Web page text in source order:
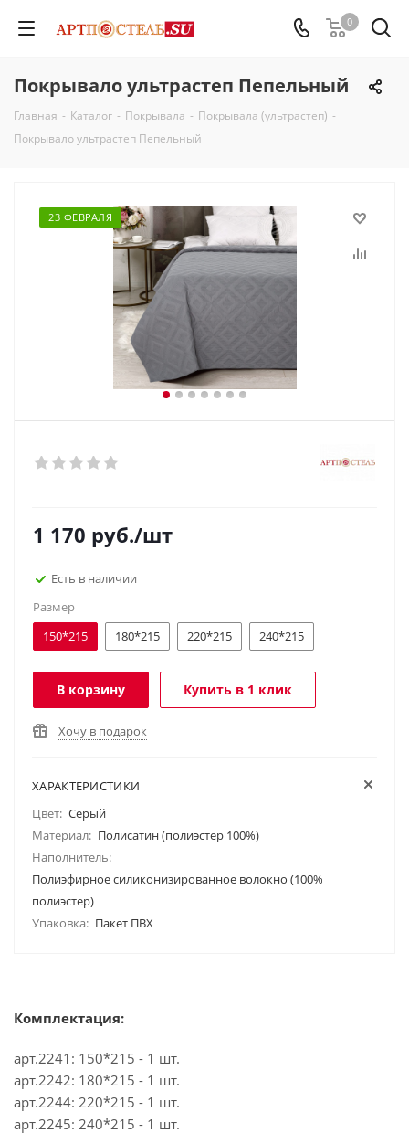
0
Покрывало ультрастеп Пепельный
Главная - Каталог - Покрывала - Покрывала (ультрастеп) -
Покрывало ультрастеп Пепельный
23 ФЕВРАЛЯ
1 170 руб./шт
Есть в наличии
Размер
150*215
180*215 220*215 240*215
В корзину Купить в 1 клик
Хочу в подарок
ХАРАКТЕРИСТИКИ
Цвет: Серый
Материал: Полисатин (полиэстер 100%)
Наполнитель:
Полиэфирное силиконизированное волокно (100%
полиэстер)
Упаковка: Пакет ПВХ
Комплектация:
арт.2241: 150*215 - 1 шт.
арт.2242: 180*215 - 1 шт.
арт.2244: 220*215 - 1 шт.
арт.2245: 240*215 - 1 шт.